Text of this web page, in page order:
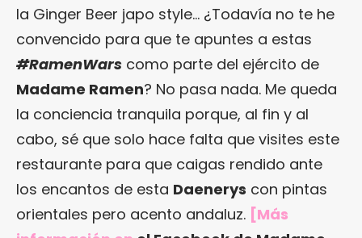
la Ginger Beer japo style… ¿Todavía no te he
convencido para que te apuntes a estas
#RamenWars como parte del ejército de
Madame Ramen? No pasa nada. Me queda
la conciencia tranquila porque, al fin y al
cabo, sé que solo hace falta que visites este
restaurante para que caigas rendido ante
los encantos de esta Daenerys con pintas
orientales pero acento andaluz. [Más